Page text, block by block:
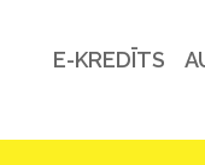
E-KREDĪTS